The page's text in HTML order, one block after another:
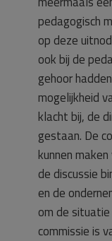
pedagogisch
op deze
ook bij de
gehoor
mogelijkheid
klacht bij, de
gestaan. De
kunnen
de discussie
en de
om de
commissie is